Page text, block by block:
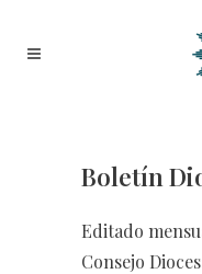
Boletín
Editado
Consejo